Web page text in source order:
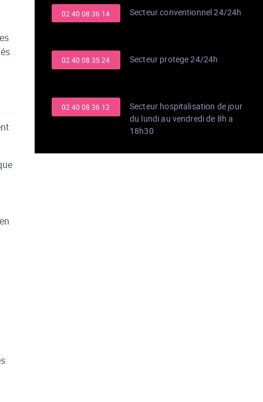
Secteur conventionnel 24/24h
02 40 08 36 14
Secteur protege 24/24h
02 40 08 35 24
Secteur hospitalisation de jour
du lundi au vendredi de 8h a
18h30
02 40 08 36 12